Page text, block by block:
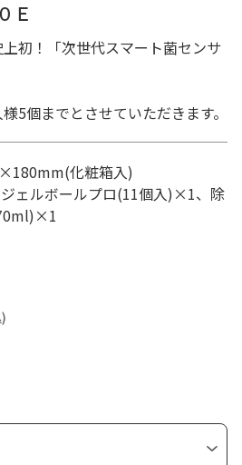
Ｅ
初！「次世代スマート菌センサ
5個までとさせていただきます。
化粧箱入)
ェルボールプロ(11個入)×1、除